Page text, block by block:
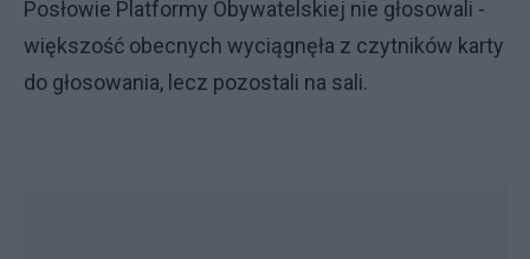
Posłowie Platformy Obywatelskiej nie głosowali -
większość obecnych wyciągnęła z czytników karty
do głosowania, lecz pozostali na sali.